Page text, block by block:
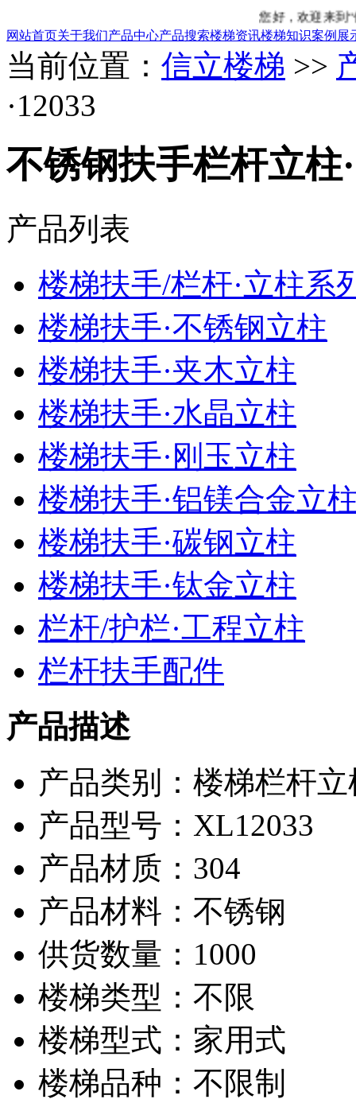
您好，欢迎来到“
网站首页关于我们产品中心产品搜索楼梯资讯楼梯知识案例展
当前位置： 信立楼梯 >>
·12033
不锈钢扶手栏杆立柱
产品列表
楼梯扶手/栏杆·立柱系
楼梯扶手·不锈钢立柱
楼梯扶手·夹木立柱
楼梯扶手·水晶立柱
楼梯扶手·刚玉立柱
楼梯扶手·铝镁合金立
楼梯扶手·碳钢立柱
楼梯扶手·钛金立柱
栏杆/护栏·工程立柱
栏杆扶手配件
产品描述
产品类别：楼梯栏杆
产品型号：XL12033
产品材质：304
产品材料：不锈钢
供货数量：1000
楼梯类型：不限
楼梯型式：家用式
楼梯品种：不限制